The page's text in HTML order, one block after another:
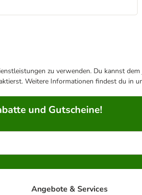
zu verwenden. Du kannst
Weitere Informationen findest du in
und Gutscheine!
Angebote & Services